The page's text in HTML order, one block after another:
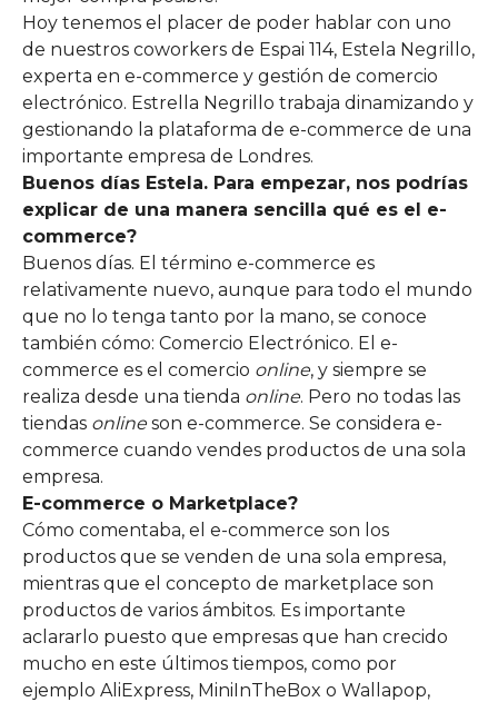
Hoy tenemos el placer de poder hablar con uno
de nuestros coworkers de Espai 114, Estela Negrillo,
experta en e-commerce y gestión de comercio
electrónico. Estrella Negrillo trabaja dinamizando y
gestionando la plataforma de e-commerce de una
importante empresa de Londres.
Buenos días Estela. Para empezar, nos podrías
explicar de una manera sencilla qué es el e-
commerce?
Buenos días. El término e-commerce es
relativamente nuevo, aunque para todo el mundo
que no lo tenga tanto por la mano, se conoce
también cómo: Comercio Electrónico. El e-
commerce es el comercio online, y siempre se
realiza desde una tienda online. Pero no todas las
tiendas onlineson e-commerce. Se considera e-
commerce cuando vendes productos de una sola
empresa.
E-commerce o Marketplace?
Cómo comentaba, el e-commerce son los
productos que se venden de una sola empresa,
mientras que el concepto de marketplace son
productos de varios ámbitos. Es importante
aclararlo puesto que empresas que han crecido
mucho en este últimos tiempos, como por
ejemplo AliExpress, MiniInTheBox o Wallapop,